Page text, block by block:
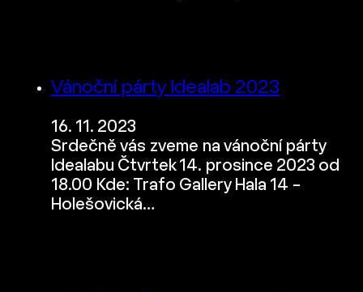
Vánoční párty Idealab 2023
16. 11. 2023
Srdečně vás zveme na vánoční párty
Idealabu Čtvrtek 14. prosince 2023 od
18.00 Kde: Trafo Gallery Hala 14 –
Holešovická…